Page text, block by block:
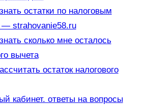
остатки по налоговым
— strahovanie58.ru
сколько мне осталось
вычета
остаток налогового
кабинет. ответы на вопросы